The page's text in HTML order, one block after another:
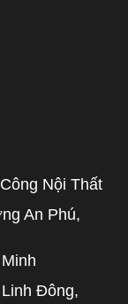
Nội Thất
An Phú,
Đông,